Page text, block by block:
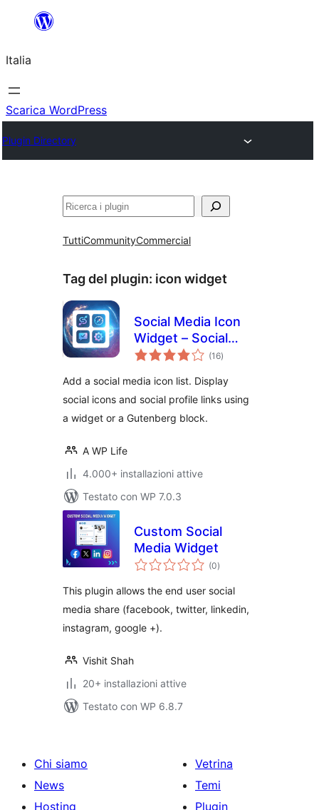
contenuto
Italia
Scarica WordPress
Plugin Directory
Cerca
TuttiCommunityCommercial
Tag del plugin: icon widget
Social Media Icon
Widget – Social
Profile Links with
(16valutazioni
totali
)
Add a social media icon list. Display
social icons and social profile links using
a widget or a Gutenberg block.
A WP Life
4.000+ installazioni attive
Testato con WP 7.0.3
Custom Social
Media Widget
(0valutazioni
totali
)
This plugin allows the end user social
media share (facebook, twitter, linkedin,
instagram, google +).
Vishit Shah
20+ installazioni attive
Testato con WP 6.8.7
Chi siamo
News
Hosting
Vetrina
Temi
Plugin